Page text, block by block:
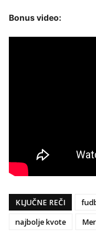
Bonus video:
KLJUČNE REČI
najbolje kvote